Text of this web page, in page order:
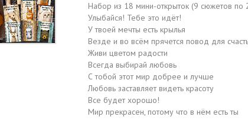
Набор из 18 мини-открыток (9 сюжетов по
Улыбайся! Тебе это идёт!
У твоей мечты есть крылья
Везде и во всём прячется повод для
Живи цветом радости
Всегда выбирай любовь
С тобой этот мир добрее и лучше
Любовь заставляет видеть красоту
Все будет хорошо!
Мир прекрасен, потому что в нём есть ты